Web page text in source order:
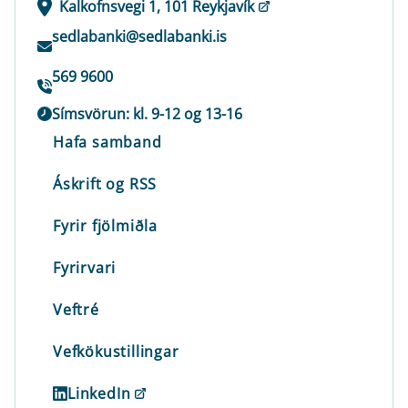
Kalkofnsvegi 1, 101 Reykjavík
sedlabanki@sedlabanki.is
569 9600
Símsvörun: kl. 9-12 og 13-16
Hafa samband
Áskrift og RSS
Fyrir fjölmiðla
Fyrirvari
Veftré
Vefkökustillingar
LinkedIn